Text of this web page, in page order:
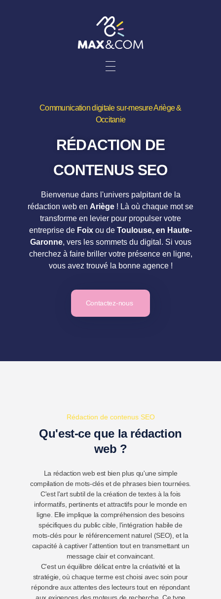
Communication digitale sur-mesure Ariège &
Occitanie
RÉDACTION DE
CONTENUS SEO
Bienvenue dans l'univers palpitant de la
rédaction web en Ariège ! Là où chaque mot se
transforme en levier pour propulser votre
entreprise de Foix ou de Toulouse, en Haute-
Garonne, vers les sommets du digital. Si vous
cherchez à faire briller votre présence en ligne,
vous avez trouvé la bonne agence !
Contactez-nous
Rédaction de contenus SEO
Qu'est-ce que la rédaction
web ?
La rédactionweb est bien plus qu'une simple
compilation de mots-clés et de phrases bien tournées.
C'est l'art subtil de la création de textes à la fois
informatifs, pertinents et attractifs pour le monde en
ligne. Elle implique la compréhension des besoins
spécifiques du public cible, l'intégration habile de
mots-clés pour le référencement naturel (SEO), et la
capacité à captiver l'attention tout en transmettant un
message clair et convaincant.
C'est un équilibre délicat entre la créativité et la
stratégie, où chaque terme est choisi avec soin pour
répondre aux attentes des lecteurs tout en répondant